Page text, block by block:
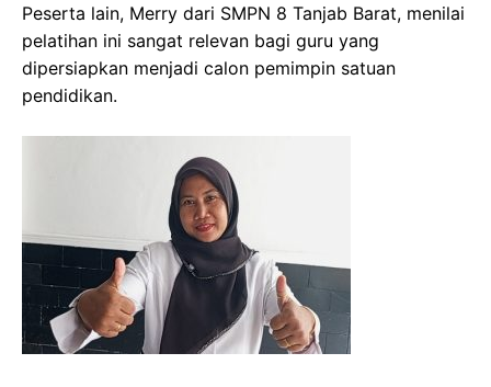
Peserta lain, Merry dari SMPN 8 Tanjab Barat, menilai
pelatihan ini sangat relevan bagi guru yang
dipersiapkan menjadi calon pemimpin satuan
pendidikan.